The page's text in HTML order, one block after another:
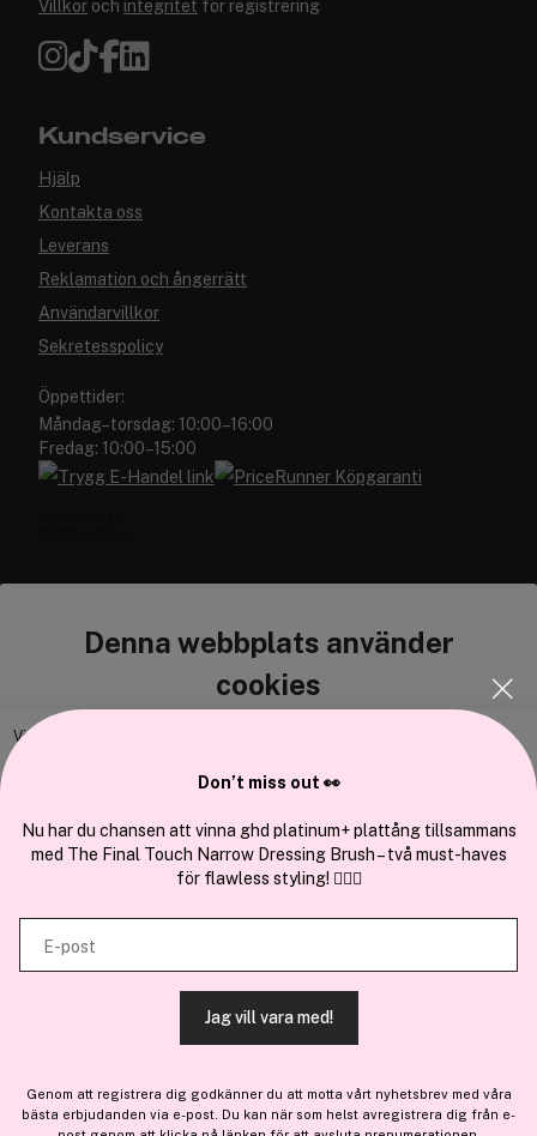
Denna webbplats använder
cookies
Vi använder enhetsidentifierare för att anpassa innehållet och
och annan information från din enhet till de sociala medier och annons-
och analysföretag som vi samarbetar med. Dessa kan i sin tur
kombinera informationen med annan information som du har
tillhandahållit eller som de har samlat in när du har använt deras
tjänster.
TILLÅT ALLA COOKIES
VISA DETALJER
Villkor och integritet för registrering
Kundservice
Hjälp
Kontakta oss
Leverans
Reklamation och ångerrätt
Användarvillkor
Sekretesspolicy
Öppettider:
Måndag–torsdag: 10:00–16:00
Fredag: 10:00–15:00
Cocopanda.se
En del avBrandsdal Group AS
Don’t miss out 👀
Nu har du chansen att vinna ghd platinum+ plattång tillsammans
med The Final Touch Narrow Dressing Brush – två must-haves
för flawless styling! 💇‍♀️✨
E-post
Jag vill vara med!
Genom att registrera dig godkänner du att motta vårt nyhetsbrev med våra
bästa erbjudanden via e-post. Du kan när som helst avregistrera dig från e-